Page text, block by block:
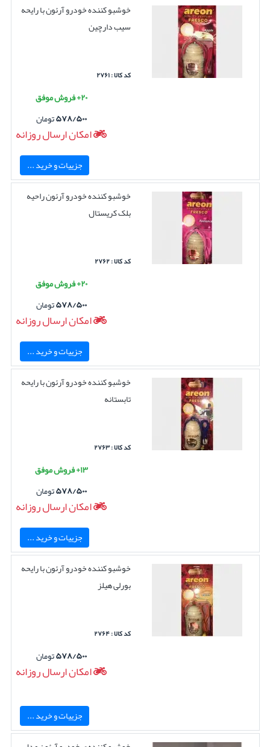
خوشبو کننده خودرو آرئون با رایحه
سیب دارچین
کد کالا : ۲۷۶۱
۲۰+ فروش موفق
۵۷۸/۵۰۰تومان
امکان ارسال روزانه
جزییات و خرید ...
خوشبو کننده خودرو آرئون راحیه
بلک کریستال
کد کالا : ۲۷۶۲
۲۰+ فروش موفق
۵۷۸/۵۰۰تومان
امکان ارسال روزانه
جزییات و خرید ...
خوشبو کننده خودرو آرئون با رایحه
تابستانه
کد کالا : ۲۷۶۳
۱۳+ فروش موفق
۵۷۸/۵۰۰تومان
امکان ارسال روزانه
جزییات و خرید ...
خوشبو کننده خودرو آرئون با رایحه
بورلی هیلز
کد کالا : ۲۷۶۴
۵۷۸/۵۰۰تومان
امکان ارسال روزانه
جزییات و خرید ...